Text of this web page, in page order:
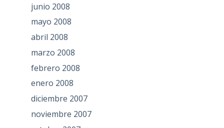
junio 2008
mayo 2008
abril 2008
marzo 2008
febrero 2008
enero 2008
diciembre 2007
noviembre 2007